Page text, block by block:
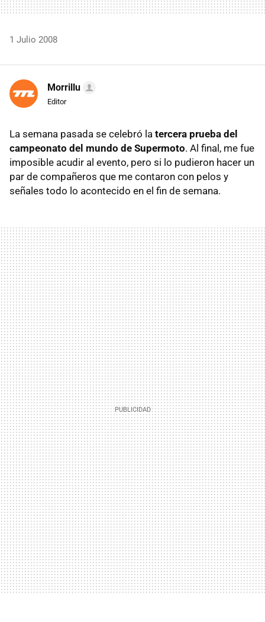
1 Julio 2008
Morrillu
Editor
La semana pasada se celebró la tercera prueba del
campeonato del mundo de Supermoto. Al final, me fue
imposible acudir al evento, pero si lo pudieron hacer un
par de compañeros que me contaron con pelos y
señales todo lo acontecido en el fin de semana.